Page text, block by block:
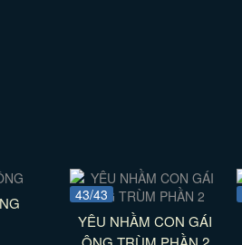
43/43
YÊU NHẦM CON GÁI